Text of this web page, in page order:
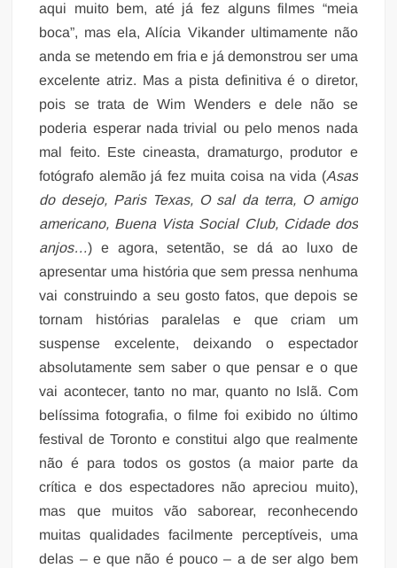
aqui muito bem, até já fez alguns filmes “meia
boca”, mas ela, Alícia Vikander ultimamente não
anda se metendo em fria e já demonstrou ser uma
excelente atriz. Mas a pista definitiva é o diretor,
pois se trata de Wim Wenders e dele não se
poderia esperar nada trivial ou pelo menos nada
mal feito. Este cineasta, dramaturgo, produtor e
fotógrafo alemão já fez muita coisa na vida (Asas
do desejo, Paris Texas, O sal da terra, O amigo
americano, Buena Vista Social Club, Cidade dos
anjos…) e agora, setentão, se dá ao luxo de
apresentar uma história que sem pressa nenhuma
vai construindo a seu gosto fatos, que depois se
tornam histórias paralelas e que criam um
suspense excelente, deixando o espectador
absolutamente sem saber o que pensar e o que
vai acontecer, tanto no mar, quanto no Islã. Com
belíssima fotografia, o filme foi exibido no último
festival de Toronto e constitui algo que realmente
não é para todos os gostos (a maior parte da
crítica e dos espectadores não apreciou muito),
mas que muitos vão saborear, reconhecendo
muitas qualidades facilmente perceptíveis, uma
delas – e que não é pouco – a de ser algo bem